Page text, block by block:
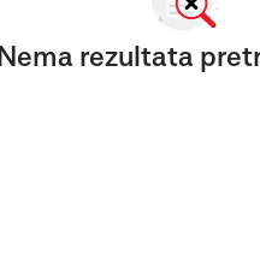
Nema rezultata